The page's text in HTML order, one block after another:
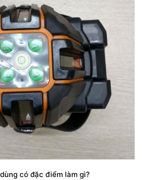
có đặc điểm làm gì?